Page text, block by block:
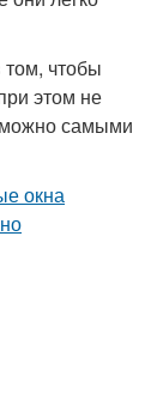
чтобы
этом не
самыми